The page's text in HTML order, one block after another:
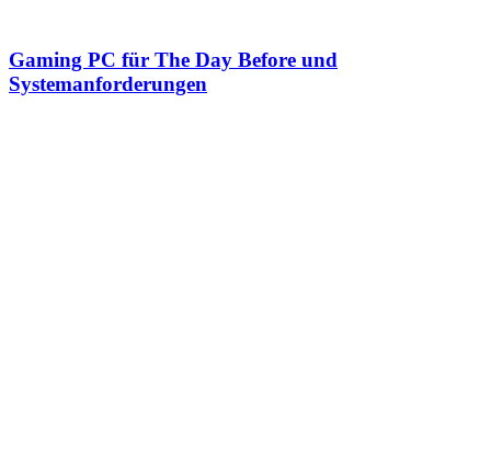
Gaming PC für The Day Before und
Systemanforderungen